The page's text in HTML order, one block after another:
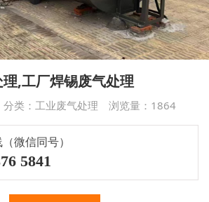
,工厂焊锡废气处理
类： 工业废气处理 浏览量： 1864
微信同号）
5841